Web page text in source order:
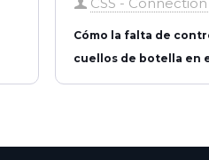
Cómo la falta de
cuellos de botella en